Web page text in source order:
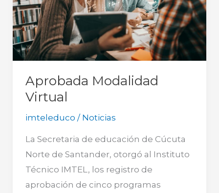
Aprobada Modalidad
Virtual
imteleduco / Noticias
La Secretaria de educación de Cúcuta
Norte de Santander, otorgó al Instituto
Técnico IMTEL, los registro de
aprobación de cinco programas